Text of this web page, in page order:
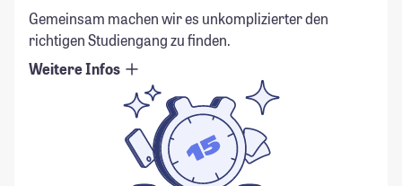
Gemeinsam machen wir es unkomplizierter den
richtigen Studiengang zu finden.
Weitere Infos